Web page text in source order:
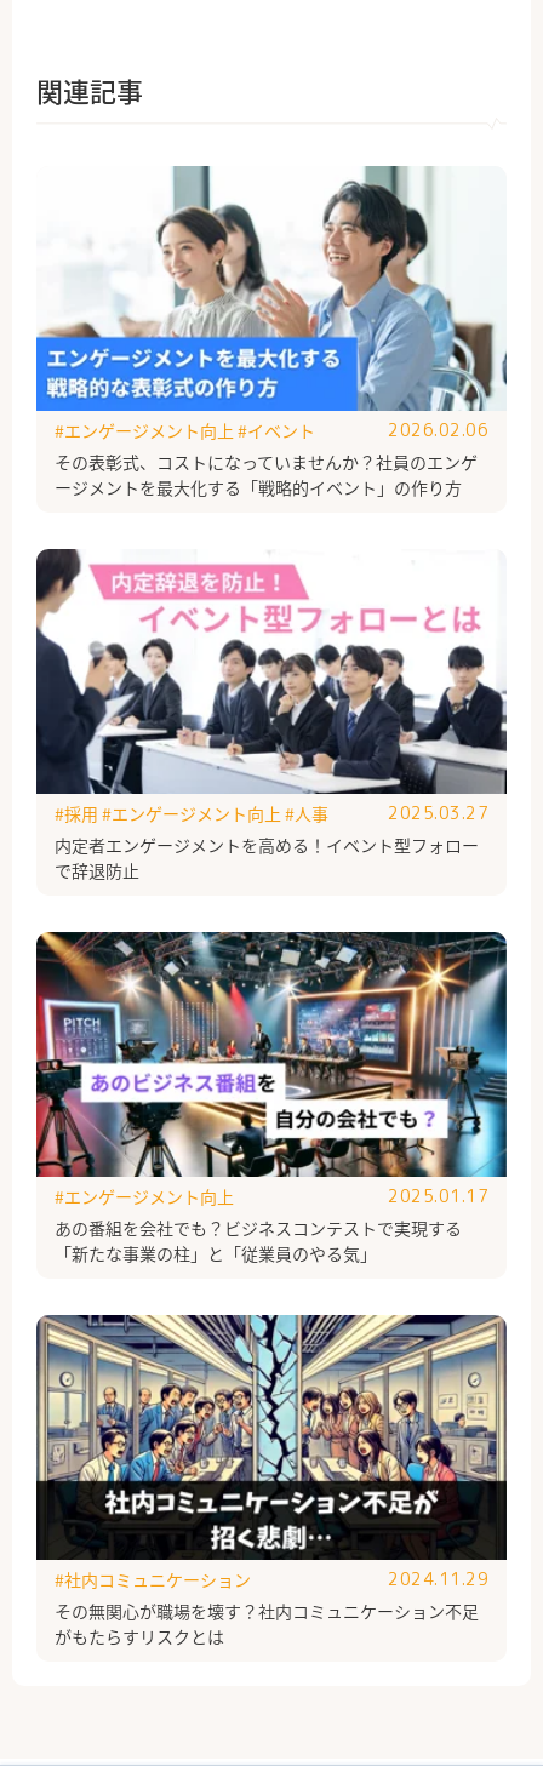
関連記事
その表彰式、コストになっていませんか？社員のエンゲ
ージメントを最大化する「戦略的イベント」の作り方
#エンゲージメント向上 #イベント 2026.02.06
内定者エンゲージメントを高める！イベント型フォロー
で辞退防止
#採用 #エンゲージメント向上 #人事 2025.03.27
あの番組を会社でも？ビジネスコンテストで実現する
「新たな事業の柱」と「従業員のやる気」
#エンゲージメント向上 2025.01.17
その無関心が職場を壊す？社内コミュニケーション不足
がもたらすリスクとは
#社内コミュニケーション 2024.11.29